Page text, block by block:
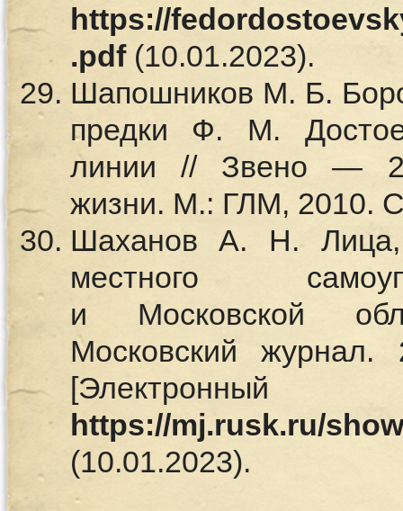
https://
.pdf(10.01.2023).
Шапошников М. Б.
предки Ф. М.
линии // Звено —
жизни. М.: ГЛМ, 2010.
Шаханов А. Н. Лица,
местного
и Московской
Московский
https://mj.rusk.ru/
(10.01.2023).